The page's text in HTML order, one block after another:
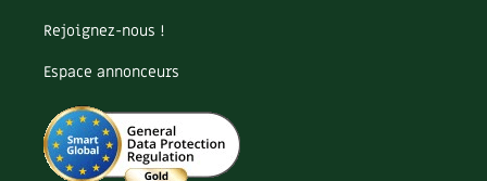
Réparation
Reproduction
Restauration
Rocaille
Ronce (ou mûre de jardin)
Roquette
Rejoignez-nous !
Espace annonceurs